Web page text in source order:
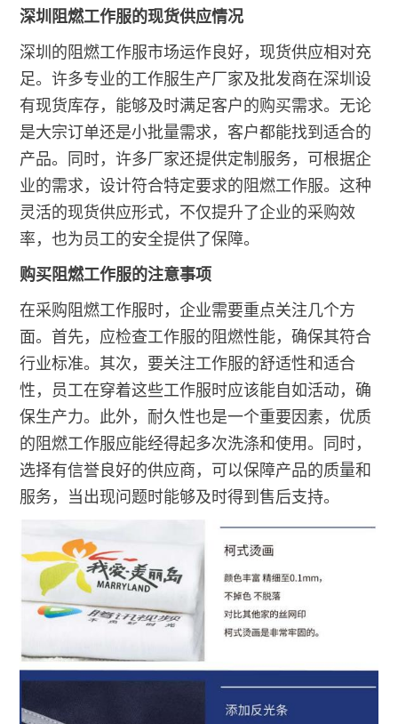
深圳阻燃工作服的现货供应情况
深圳的阻燃工作服市场运作良好，现货供应相对充
足。许多专业的工作服生产厂家及批发商在深圳设
有现货库存，能够及时满足客户的购买需求。无论
是大宗订单还是小批量需求，客户都能找到适合的
产品。同时，许多厂家还提供定制服务，可根据企
业的需求，设计符合特定要求的阻燃工作服。这种
灵活的现货供应形式，不仅提升了企业的采购效
率，也为员工的安全提供了保障。
购买阻燃工作服的注意事项
在采购阻燃工作服时，企业需要重点关注几个方
面。首先，应检查工作服的阻燃性能，确保其符合
行业标准。其次，要关注工作服的舒适性和适合
性，员工在穿着这些工作服时应该能自如活动，确
保生产力。此外，耐久性也是一个重要因素，优质
的阻燃工作服应能经得起多次洗涤和使用。同时，
选择有信誉良好的供应商，可以保障产品的质量和
服务，当出现问题时能够及时得到售后支持。